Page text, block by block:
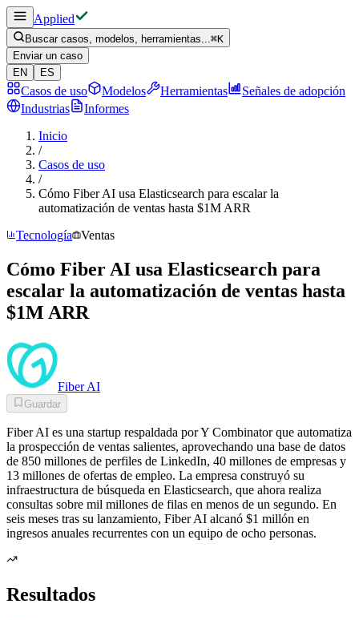
Applied
Buscar casos, modelos, herramientas...⌘K
Enviar un caso
EN
ES
Casos de uso Modelos Herramientas
Señales de adopción
Industrias
Informes
Inicio
/
Casos de uso
/
Cómo Fiber AI usa Elasticsearch para escalar la
automatización de ventas hasta $1M ARR
Tecnología
Ventas
Cómo Fiber AI usa Elasticsearch para
escalar la automatización de ventas hasta
$1M ARR
Fiber AI
Guardar
Fiber AI es una startup respaldada por Y Combinator que automatiza
la prospección de ventas salientes, aprovechando una base de datos
de 850 millones de perfiles de LinkedIn, 40 millones de empresas y
13 millones de ofertas de empleo. La empresa construyó su
infraestructura de búsqueda en Elasticsearch, que ahora realiza
consultas sobre mil millones de filas en menos de un segundo. En
seis meses tras su lanzamiento, Fiber AI alcanó $1 millón en
ingresos anuales recurrentes con un equipo de ocho personas.
Resultados